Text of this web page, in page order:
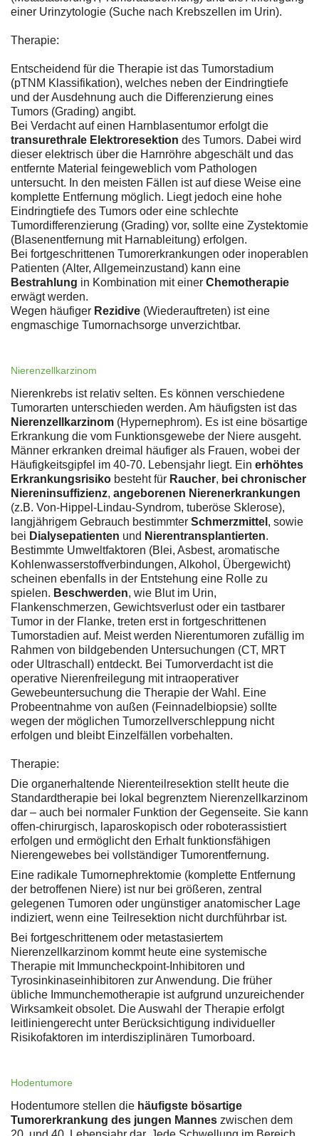
einer Urinzytologie (Suche nach Krebszellen im Urin).
Therapie:
Entscheidend für die Therapie ist das Tumorstadium
(pTNM Klassifikation), welches neben der Eindringtiefe
und der Ausdehnung auch die Differenzierung eines
Tumors (Grading) angibt.
Bei Verdacht auf einen Harnblasentumor erfolgt die
transurethrale Elektroresektion des Tumors. Dabei wird
dieser elektrisch über die Harnröhre abgeschält und das
entfernte Material feingeweblich vom Pathologen
untersucht. In den meisten Fällen ist auf diese Weise eine
komplette Entfernung möglich. Liegt jedoch eine hohe
Eindringtiefe des Tumors oder eine schlechte
Tumordifferenzierung (Grading) vor, sollte eine Zystektomie
(Blasenentfernung mit Harnableitung) erfolgen.
Bei fortgeschrittenen Tumorerkrankungen oder inoperablen
Patienten (Alter, Allgemeinzustand) kann eine
Bestrahlung in Kombination mit einer Chemotherapie
erwägt werden.
Wegen häufiger Rezidive (Wiederauftreten) ist eine
engmaschige Tumornachsorge unverzichtbar.
Nierenzellkarzinom
Nierenkrebs ist relativ selten. Es können verschiedene
Tumorarten unterschieden werden. Am häufigsten ist das
Nierenzellkarzinom (Hypernephrom). Es ist eine bösartige
Erkrankung die vom Funktionsgewebe der Niere ausgeht.
Männer erkranken dreimal häufiger als Frauen, wobei der
Häufigkeitsgipfel im 40-70. Lebensjahr liegt. Ein erhöhtes
Erkrankungsrisiko besteht für Raucher, bei chronischer
Niereninsuffizienz, angeborenen Nierenerkrankungen
(z.B. Von-Hippel-Lindau-Syndrom, tuberöse Sklerose),
langjährigem Gebrauch bestimmter Schmerzmittel , sowie
bei Dialysepatienten und Nierentransplantierten.
Bestimmte Umweltfaktoren (Blei, Asbest, aromatische
Kohlenwasserstoffverbindungen, Alkohol, Übergewicht)
scheinen ebenfalls in der Entstehung eine Rolle zu
spielen. Beschwerden, wie Blut im Urin,
Flankenschmerzen, Gewichtsverlust oder ein tastbarer
Tumor in der Flanke, treten erst in fortgeschrittenen
Tumorstadien auf. Meist werden Nierentumoren zufällig im
Rahmen von bildgebenden Untersuchungen (CT, MRT
oder Ultraschall) entdeckt. Bei Tumorverdacht ist die
operative Nierenfreilegung mit intraoperativer
Gewebeuntersuchung die Therapie der Wahl. Eine
Probeentnahme von außen (Feinnadelbiopsie) sollte
wegen der möglichen Tumorzellverschleppung nicht
erfolgen und bleibt Einzelfällen vorbehalten.
Therapie:
Die organerhaltende Nierenteilresektion stellt heute die
Standardtherapie bei lokal begrenztem Nierenzellkarzinom
dar – auch bei normaler Funktion der Gegenseite. Sie kann
offen-chirurgisch, laparoskopisch oder roboterassistiert
erfolgen und ermöglicht den Erhalt funktionsfähigen
Nierengewebes bei vollständiger Tumorentfernung.
Eine radikale Tumornephrektomie (komplette Entfernung
der betroffenen Niere) ist nur bei größeren, zentral
gelegenen Tumoren oder ungünstiger anatomischer Lage
indiziert, wenn eine Teilresektion nicht durchführbar ist.
Bei fortgeschrittenem oder metastasiertem
Nierenzellkarzinom kommt heute eine systemische
Therapie mit Immuncheckpoint-Inhibitoren und
Tyrosinkinaseinhibitoren zur Anwendung. Die früher
übliche Immunchemotherapie ist aufgrund unzureichender
Wirksamkeit obsolet. Die Auswahl der Therapie erfolgt
leitliniengerecht unter Berücksichtigung individueller
Risikofaktoren im interdisziplinären Tumorboard.
Hodentumore
Hodentumore stellen die häufigste bösartige
Tumorerkrankung des jungen Mannes zwischen dem